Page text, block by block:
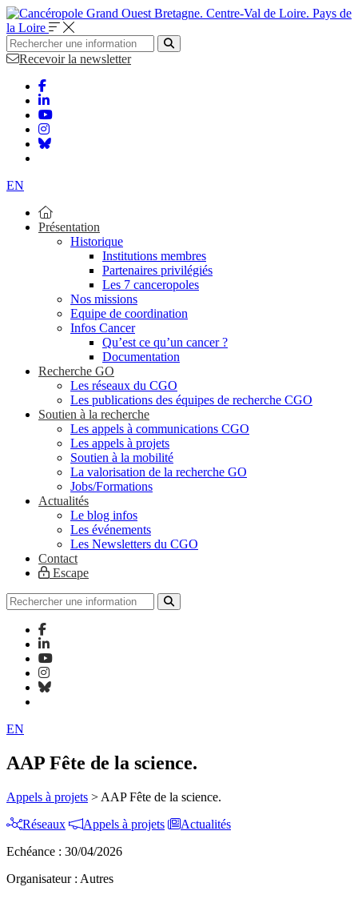
Bretagne. Centre-Val de Loire. Pays de
la Loire
Recevoir la newsletter
EN
Présentation
Historique
Institutions membres
Partenaires privilégiés
Les 7 canceropoles
Nos missions
Equipe de coordination
Infos Cancer
Qu’est ce qu’un cancer ?
Documentation
Recherche GO
Les réseaux du CGO
Les publications des équipes de recherche CGO
Soutien à la recherche
Les appels à communications CGO
Les appels à projets
Soutien à la mobilité
La valorisation de la recherche GO
Jobs/Formations
Actualités
Le blog infos
Les événements
Les Newsletters du CGO
Contact
Escape
EN
AAP Fête de la science.
Appels à projets > AAP Fête de la science.
Réseaux
Appels à projets
Actualités
Echéance : 30/04/2026
Organisateur : Autres